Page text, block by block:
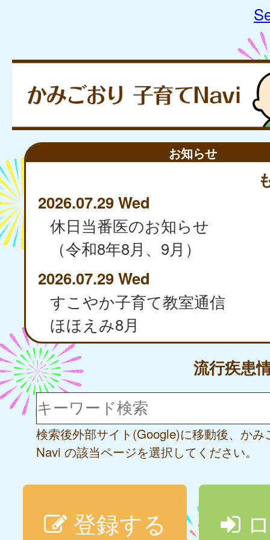
お知らせ
2026.07.29 Wed
休日当番医のお知らせ
（令和8年8月、9月）
2026.07.29 Wed
すこやか子育て教室通信
ほほえみ8月
流行疾患
検索後外部サイト(Google)に移動後、かみ
Navi の該当ページを選択してください。
登録する